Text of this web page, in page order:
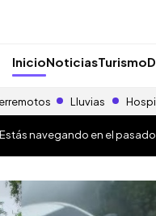
InicioNoticiasTurismo
Lluvias
navegando en el